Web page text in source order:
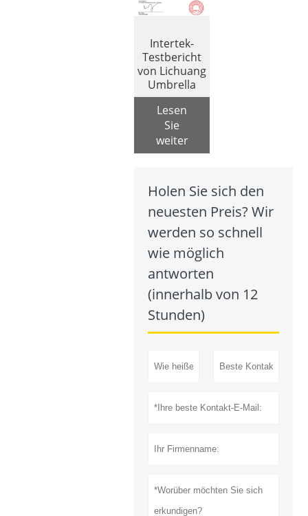
Intertek-
Testbericht
von Lichuang
Umbrella
Lesen
Sie
weiter
Holen Sie sich den
neuesten Preis? Wir
werden so schnell
wie möglich
antworten
(innerhalb von 12
Stunden)